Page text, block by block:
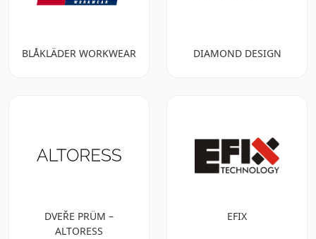
BLÅKLÄDER WORKWEAR DIAMOND DESIGN
DVEŘE PRÜM –
ALTORESS
EFIX